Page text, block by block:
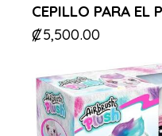
CEPILLO PARA EL
₡5,500.00